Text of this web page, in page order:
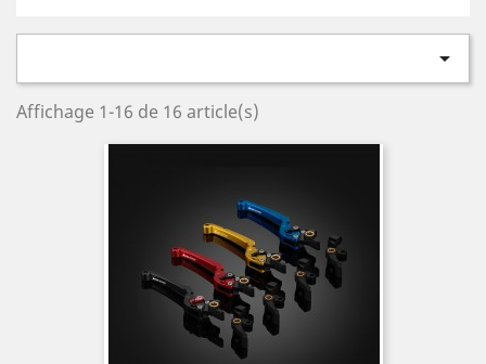

Affichage 1-16 de 16 article(s)